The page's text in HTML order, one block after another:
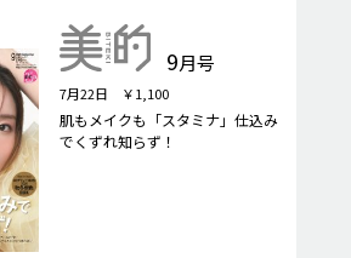
9月号
7月22日 ￥1,100
肌もメイクも「スタミナ」仕込み
でくずれ知らず！